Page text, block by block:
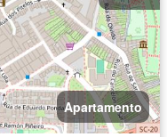
Apartamento